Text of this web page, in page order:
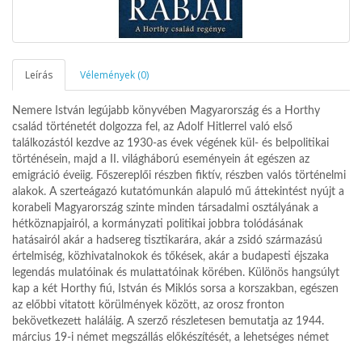
Leírás Vélemények (0)
Nemere István legújabb könyvében Magyarország és a Horthy
család történetét dolgozza fel, az Adolf Hitlerrel való első
találkozástól kezdve az 1930-as évek végének kül- és belpolitikai
történésein, majd a II. világháború eseményein át egészen az
emigráció éveiig. Főszereplői részben fiktív, részben valós történelmi
alakok. A szerteágazó kutatómunkán alapuló mű áttekintést nyújt a
korabeli Magyarország szinte minden társadalmi osztályának a
hétköznapjairól, a kormányzati politikai jobbra tolódásának
hatásairól akár a hadsereg tisztikarára, akár a zsidó származású
értelmiség, közhivatalnokok és tőkések, akár a budapesti éjszaka
legendás mulatóinak és mulattatóinak körében. Különös hangsúlyt
kap a két Horthy fiú, István és Miklós sorsa a korszakban, egészen
az előbbi vitatott körülmények között, az orosz fronton
bekövetkezett haláláig. A szerző részletesen bemutatja az 1944.
március 19-i német megszállás előkészítését, a lehetséges német